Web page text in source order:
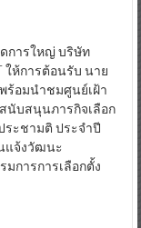
ารใหญ่ บริษัท
ห้การต้อนรับ นาย
ร้อมนำชมศูนย์เฝ้า
นับสนุนภารกิจเลือก
ระชามติ ประจำปี
านแจ้งวัฒนะ
การการเลือกตั้ง